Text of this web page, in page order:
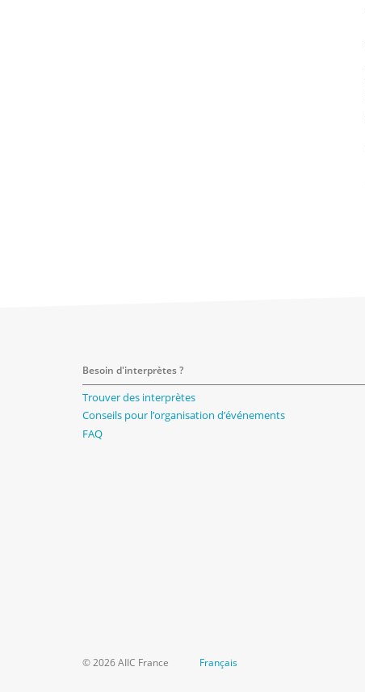
Besoin d'interprètes ?
Trouver des interprètes
Conseils pour l’organisation d’événements
FAQ
© 2026 AIIC France Français